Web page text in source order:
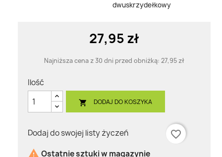
dwuskrzydełkowy
27,95 zł
Najniższa cena z 30 dni przed obniżką: 27,95 zł
Ilość
 DODAJ DO KOSZYKA
Dodaj do swojej listy życzeń
favorite_border
 Ostatnie sztuki w magazynie